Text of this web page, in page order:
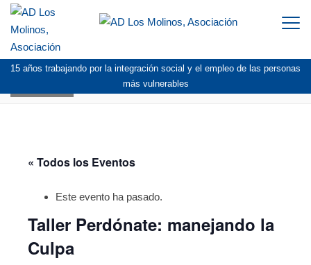
15 años trabajando por la integración social y el empleo de las personas
más vulnerables
« Todos los Eventos
Este evento ha pasado.
Taller Perdónate: manejando la
Culpa